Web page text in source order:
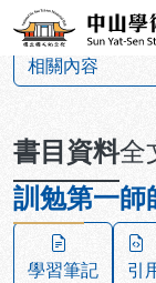
跳到主要內容
中山學
相關內容
書目資料全
訓勉第一師
學習筆記 引